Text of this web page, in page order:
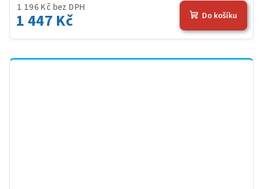
1 196 Kč bez DPH
1 447 Kč Do košíku